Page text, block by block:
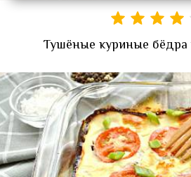
Тушёные куриные бёдра